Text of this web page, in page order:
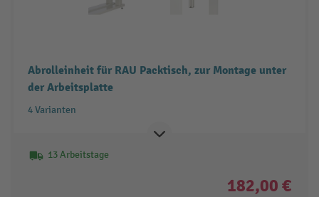
Abrolleinheit für RAU Packtisch, zur Montage unter
der Arbeitsplatte
4 Varianten
13 Arbeitstage
182,00 €